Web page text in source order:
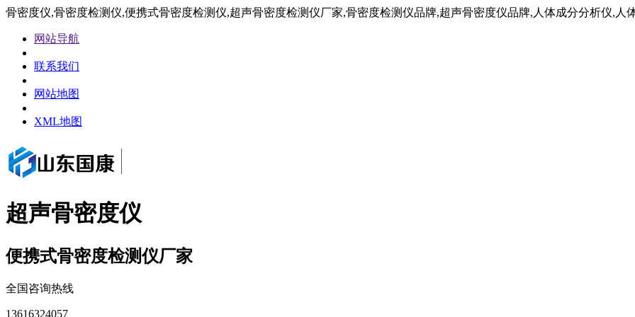
骨密度仪,骨密度检测仪,便携式骨密度检测仪,超声骨密度检测仪厂家,骨密度检测仪品牌,超声骨密度仪品牌,人体成分分析仪,人
网站导航
联系我们
网站地图
XML地图
超声骨密度仪
便携式骨密度检测仪厂家
全国咨询热线
13616324057